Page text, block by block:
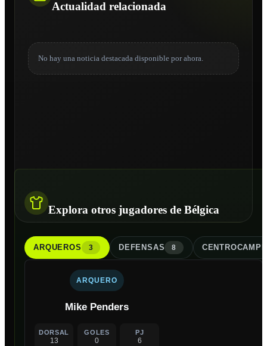
Actualidad relacionada
No hay una noticia destacada disponible por ahora.
Explora otros jugadores de Bélgica
ARQUEROS 3 DEFENSAS 8
ARQUERO
Mike Penders
DORSAL
13
GOLES
0
PJ
6